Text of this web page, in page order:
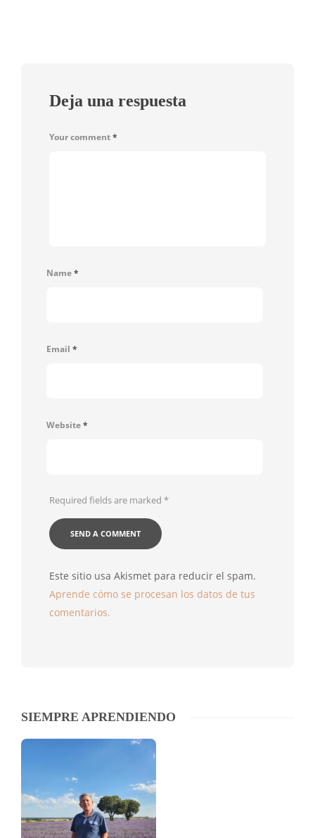
Deja una respuesta
Your comment*
Name*
Email *
Website*
Required fields are marked *
Este sitio usa Akismet para reducir el spam.
Aprende cómo se procesan los datos de tus
comentarios.
SIEMPRE APRENDIENDO